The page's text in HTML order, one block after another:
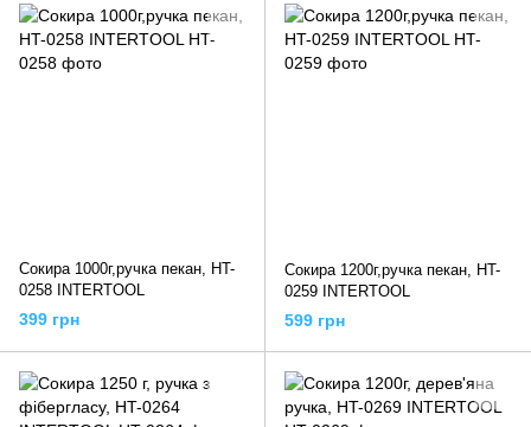
Сокира 1000г,ручка пекан, HT-
0258 INTERTOOL
399 грн
Сокира 1200г,ручка пекан, HT-
0259 INTERTOOL
599 грн